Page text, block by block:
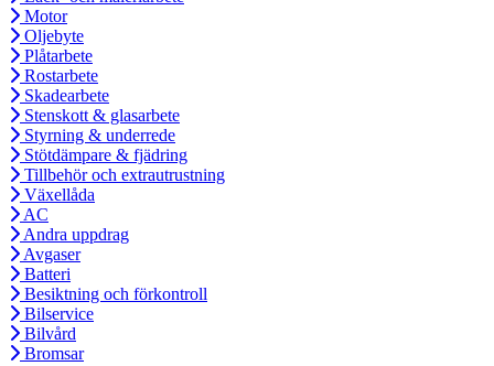
Motor
Oljebyte
Plåtarbete
Rostarbete
Skadearbete
Stenskott & glasarbete
Styrning & underrede
Stötdämpare & fjädring
Tillbehör och extrautrustning
Växellåda
AC
Andra uppdrag
Avgaser
Batteri
Besiktning och förkontroll
Bilservice
Bilvård
Bromsar